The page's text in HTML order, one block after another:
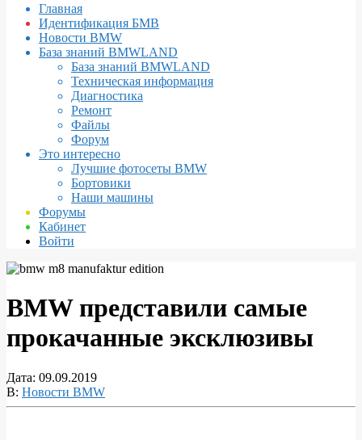
навигации
Главная
Идентификация БМВ
Новости BMW
База знаний BMWLAND
База знаний BMWLAND
Техническая информация
Диагностика
Ремонт
Файлы
Форум
Это интересно
Лучшие фотосеты BMW
Бортовики
Наши машины
Форумы
Кабинет
Войти
BMW представили самые
прокачанные эксклюзивы
Дата: 09.09.2019
В: Новости BMW